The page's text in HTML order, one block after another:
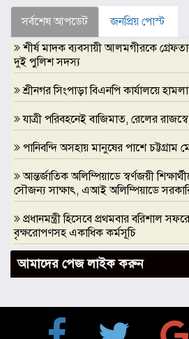
সর্বশেষ আপডেট
জনপ্রিয় পোস্ট
শীর্ষ মাদক ব্যবসায়ী আলমগীরকে
দুই পুলিশ সদস্য
শ্রীনগর সিংপাড়া বিএনপি কার্যালয়ে
যাত্রী পরিবহনেই বাজিমাত, রেলের
পানিবন্দি অসহায় মানুষের পাশে
আন্তর্জাতিক অলিম্পিয়াডে স্বর্ণজয়ী
সৌজন্য সাক্ষাৎ, এআই অলিম্পিয়াডে
প্রধানমন্ত্রী হিসেবে প্রথমবার বরিশাল
বৃক্ষরোপণসহ একাধিক কর্মসূচি
ঢাকা মেডিকেলকে গবেষণা, উদ্ভাবন ও
প্রতিষ্ঠানে রূপান্তরের আহ্বান ডা. জুবাইদা
মুক্তিযুদ্ধে ইস্ট বেঙ্গল রেজিমেন্টের
অবিচ্ছেদ্য অধ্যায়: স্পিকার হাফিজ উদ্দিন
আমাদের পেজ লাইক করুন